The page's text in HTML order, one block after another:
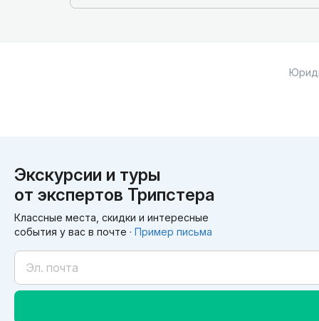
Экскурсии и туры
от экспертов Трипстера
Классные места, скидки и интересные
события у вас в почте · Пример письма